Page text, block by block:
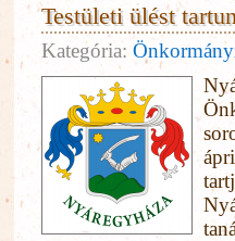
Testületi ülést
Kategória: